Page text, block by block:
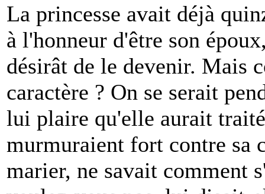
La princesse avait déjà
à l'honneur d'être son
désirât de le devenir. Mais
caractère ? On se serait
lui plaire qu'elle aurait
murmuraient fort contre sa
marier, ne savait comment